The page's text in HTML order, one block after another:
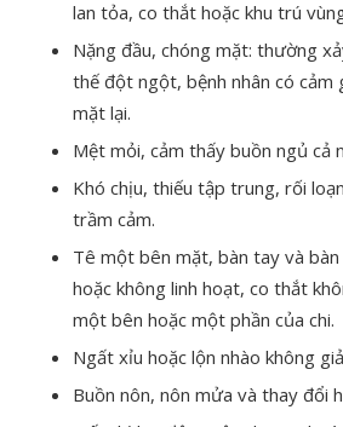
lan tỏa, co thắt hoặc khu trú
Nặng đầu, chóng mặt: thường
thế đột ngột, bệnh nhân có cảm
mặt lại.
Mệt mỏi, cảm thấy buồn ngủ cả
Khó chịu, thiếu tập trung, rối
trầm cảm.
Tê một bên mặt, bàn tay và bàn
hoặc không linh hoạt, co thắt
một bên hoặc một phần của chi.
Ngất xỉu hoặc lộn nhào không
Buồn nôn, nôn mửa và thay đổi